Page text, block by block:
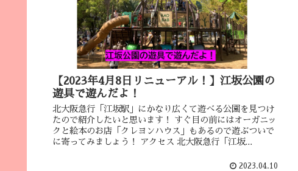
【2023年4月8日リニューアル！】江坂公園の
遊具で遊んだよ！
北大阪急行「江坂駅」にかなり広くて遊べる公園を見つけ
たので紹介したいと思います！ すぐ目の前にはオーガニッ
クと絵本のお店「クレヨンハウス」もあるので遊ぶついで
に寄ってみましょう！ アクセス 北大阪急行「江坂...
2023.04.10